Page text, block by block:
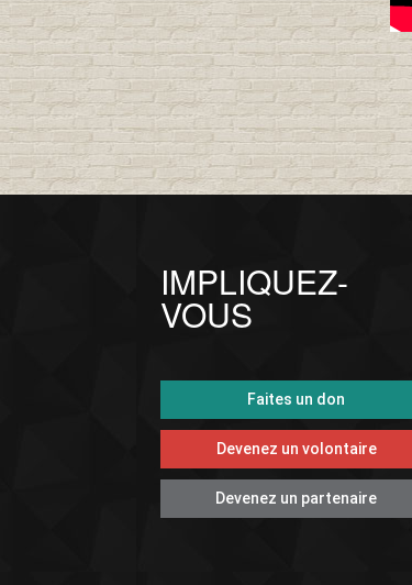
IMPLIQUEZ-
VOUS
Faites un don
Devenez un volontaire
Devenez un partenaire